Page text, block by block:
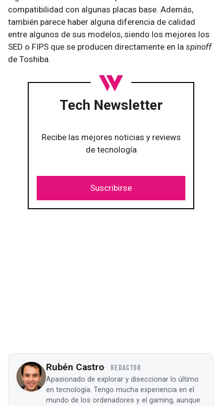
compatibilidad con algunas placas base. Además,
también parece haber alguna diferencia de calidad
entre algunos de sus modelos, siendo los mejores los
SED o FIPS que se producen directamente en la spinoff
de Toshiba.
Tech Newsletter
Recibe las mejores noticias y reviews
de tecnología
Suscribirse
Rubén Castro REDACTOR
Apasionado de explorar y diseccionar lo último
en tecnología. Tengo mucha experiencia en el
mundo de los ordenadores y el gaming, aunque